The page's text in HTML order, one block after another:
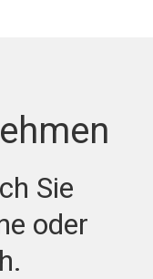
Sie
oder